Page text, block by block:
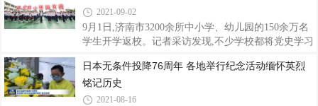
当年在这里发生过的那场战斗。“我想告诉战友，
合。 我们竖看历史，历史上的运动不论是那一
种，无不是出于一些人的联合。较大的运动，必有较
大的联合。最大的运动，必有最大的联合。凡这种联
来的宗教的改革和反抗，学术的改革和反抗，政治的
改革和反抗，社会的改革和反抗，两造必都有其大联
合。胜负所分，则看他们联合的坚
2021-09-02
9月1日,济南市3200余所中小学、幼儿园的150余万名
学生开学返校。记者采访发现,不少学校都将党史学习
学生扣好人生的第一粒纽扣,引导他们从小学党史、永
远跟党走。济南市棋盘街小学开学典礼。 周小艺摄济
南市棋盘街小学召开了“童心礼赞百年路 阔步奋进新
日本无条件投降76周年 各地举行纪念活动缅怀英烈
铭记历史
2021-08-16